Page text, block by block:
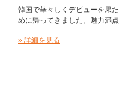
韓国で華々しくデビューを果
めに帰ってきました。魅力満
» 詳細を見る